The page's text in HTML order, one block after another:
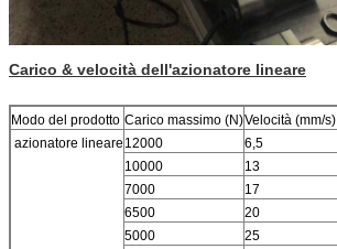
Carico & velocità dell'azionatore lineare
Modo del prodotto Carico massimo (N)Velocità (mm/s)
azionatore lineare 12000
6,5
10000
13
7000
17
6500
20
5000
25